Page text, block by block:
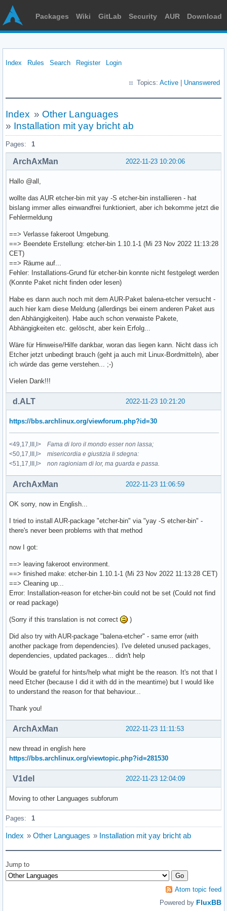
Packages Wiki GitLab Security AUR Download
Index Rules Search Register Login
Topics: Active Unanswered
Index » Other Languages
» Installation mit yay bricht ab
Pages: 1
2022-11-23 10:20:06
ArchAxMan
Hallo @all,
wollte das AUR etcher-bin mit yay -S etcher-bin installieren - hat
bislang immer alles einwandfrei funktioniert, aber ich bekomme jetzt die
Fehlermeldung
==> Verlasse fakeroot Umgebung.
==> Beendete Erstellung: etcher-bin 1.10.1-1 (Mi 23 Nov 2022 11:13:28
CET)
==> Räume auf...
Fehler: Installations-Grund für etcher-bin konnte nicht festgelegt werden
(Konnte Paket nicht finden oder lesen)
Habe es dann auch noch mit dem AUR-Paket balena-etcher versucht -
auch hier kam diese Meldung (allerdings bei einem anderen Paket aus
den Abhängigkeiten). Habe auch schon verwaiste Pakete,
Abhängigkeiten etc. gelöscht, aber kein Erfolg...
Wäre für Hinweise/Hilfe dankbar, woran das liegen kann. Nicht dass ich
Etcher jetzt unbedingt brauch (geht ja auch mit Linux-Bordmitteln), aber
ich würde das gerne verstehen... ;-)
Vielen Dank!!!
2022-11-23 10:21:20
d.ALT
https://bbs.archlinux.org/viewforum.php?id=30
<49,17,III,I> Fama di loro il mondo esser non lassa;
<50,17,III,I> misericordia e giustizia li sdegna:
<51,17,III,I> non ragioniam di lor, ma guarda e passa.
2022-11-23 11:06:59
ArchAxMan
OK sorry, now in English...
I tried to install AUR-package "etcher-bin" via "yay -S etcher-bin" -
there's never been problems with that method
now I got:
==> leaving fakeroot environment.
==> finished make: etcher-bin 1.10.1-1 (Mi 23 Nov 2022 11:13:28 CET)
==> Cleaning up...
Error: Installation-reason for etcher-bin could not be set (Could not find
or read package)
(Sorry if this translation is not correct )
Did also try with AUR-package "balena-etcher" - same error (with
another package from dependencies). I've deleted unused packages,
dependencies, updated packages... didn't help
Would be grateful for hints/help what might be the reason. It's not that I
need Etcher (because I did it with dd in the meantime) but I would like
to understand the reason for that behaviour...
Thank you!
2022-11-23 11:11:53
ArchAxMan
new thread in english here
https://bbs.archlinux.org/viewtopic.php?id=281530
2022-11-23 12:04:09
V1del
Moving to other Languages subforum
Pages: 1
Index » Other Languages » Installation mit yay bricht ab
Jump to
Atom topic feed
Powered by FluxBB